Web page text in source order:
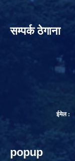
सम्पर्क ठेगाना
ईमेल :
popup